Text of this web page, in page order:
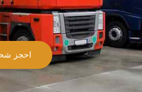
احجز